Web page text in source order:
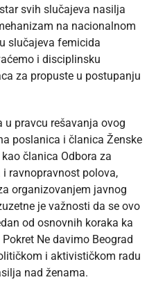
svih slučajeva nasilja
na nacionalnom
slučajeva femicida
i disciplinsku
za propuste u postupanju
u pravcu rešavanja ovog
poslanica i članica Ženske
članica Odbora za
ravnopravnost polova,
organizovanjem javnog
je važnosti da se ovo
od osnovnih koraka ka
Ne davimo Beograd
i aktivističkom radu
nad ženama.